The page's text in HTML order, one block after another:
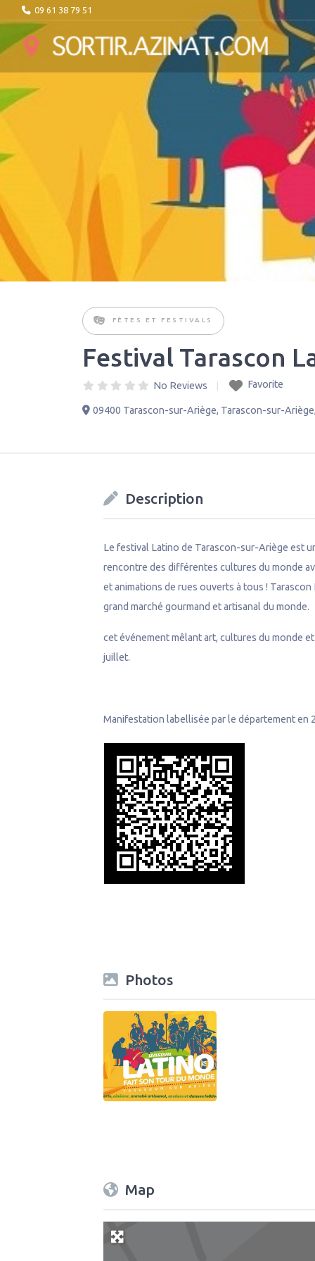
09 61 38 79 51
FÊTES ET FESTIVALS
Festival Tarascon
No Reviews Favorite
09400 Tarascon-sur-Ariège, Tarascon-sur-Ariège
Description
Le festival Latino de Tarascon-sur-Ariège est
rencontre des différentes cultures du monde
et animations de rues ouverts à tous !
grand marché gourmand et artisanal du monde.
cet événement mêlant art, cultures du monde
juillet.
Manifestation labellisée par le département en
Photos
Map